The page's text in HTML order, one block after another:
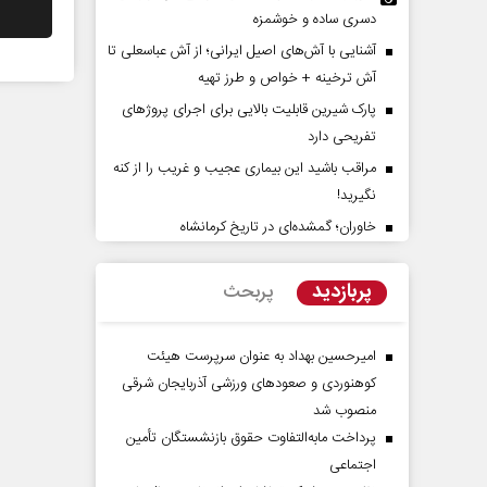
دسری ساده و خوشمزه
آشنایی با آش‌های اصیل ایرانی؛ از آش عباسعلی تا
آش ترخینه + خواص و طرز تهیه
پارک شیرین قابلیت‌ بالایی برای اجرای پروژهای
تفریحی دارد
مراقب باشید این بیماری عجیب و غریب را از کنه
نگیرید!
خاوران؛ گمشده‌ای در تاریخ کرمانشاه
پربازدید پربحث
امیرحسین بهداد به عنوان سرپرست هیئت
کوهنوردی و صعودهای ورزشی آذربایجان شرقی
منصوب شد
پرداخت مابه‌التفاوت حقوق بازنشستگان تأمین
اجتماعی
پیامبر اکرم(ص)؛ ده ویژگی و چهار
دکتر ناصر رفیعی - پژوهشگر
داوود منظور - رئیس سابق سازمان